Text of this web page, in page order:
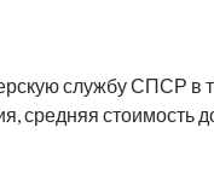
службу СПСР в
средняя стоимость